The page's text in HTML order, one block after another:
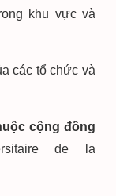
khu vực và
các tổ chức và
cộng đồng
de la